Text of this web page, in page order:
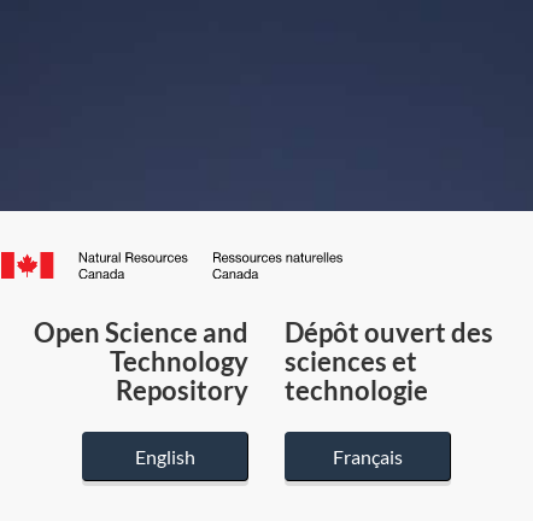
Canada.ca
du
Canada
Open Science and
Technology
Repository
English
Dépôt ouvert des
sciences et
technologie
Français